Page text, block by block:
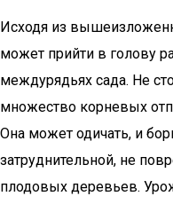
Исходя из
может прийти в голову
междурядьях сада. Не
множество корневых
Она может одичать, и
затруднительной, не
плодовых деревьев.